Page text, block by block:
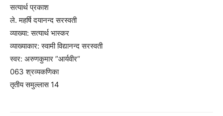
सत्यार्थ प्रकाश
ले. महर्षि दयानन्द सरस्वती
व्याख्या: सत्यार्थ भास्कर
व्याख्याकार: स्वामी विद्यानन्द सरस्वती
स्वर: अरुणकुमार ”आर्यवीर“
063 श्रव्यकणिका
तृतीय समुल्लास 14